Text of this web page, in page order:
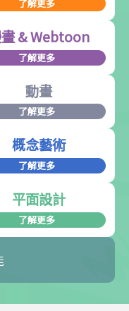
了解更多
& Webtoon
了解更多
動畫
了解更多
概念藝術
了解更多
平面設計
了解更多